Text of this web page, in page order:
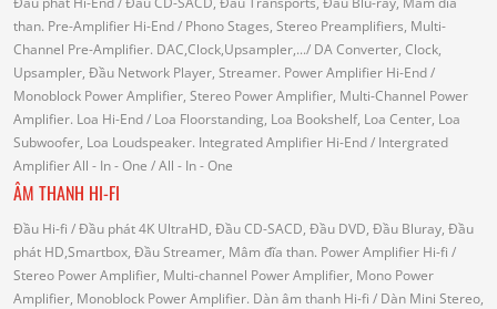
than. Pre-Amplifier Hi-End/ Phono Stages, Stereo Preamplifiers, Multi-
Channel Pre-Amplifier. DAC,Clock,Upsampler,.../ DA Converter, Clock,
Upsampler, Đầu Network Player, Streamer. Power Amplifier Hi-End/
Monoblock Power Amplifier, Stereo Power Amplifier, Multi-Channel Power
Amplifier. Loa Hi-End/ Loa Floorstanding, Loa Bookshelf, Loa Center, Loa
Subwoofer, Loa Loudspeaker. Integrated Amplifier Hi-End/ Intergrated
AmplifierAll - In - One / All - In - One
ÂM THANH HI-FI
Đầu Hi-fi / Đầu phát 4K UltraHD, Đầu CD-SACD, Đầu DVD, Đầu Bluray, Đầu
phát HD,Smartbox, Đầu Streamer, Mâm đĩa than. Power Amplifier Hi-fi /
Stereo Power Amplifier, Multi-channel Power Amplifier, Mono Power
Amplifier, Monoblock Power Amplifier. Dàn âm thanh Hi-fi / Dàn Mini Stereo,